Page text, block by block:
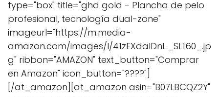
type="box" title="ghd gold - Plancha de pelo
profesional, tecnología dual-zone"
imageurl="https://m.media-
amazon.com/images/I/41zEXdalDnL._SL160_.jp
g" ribbon="AMAZON" text_button="Comprar
en Amazon" icon_button="????"]
[/at_amazon][at_amazon asin="B07LBCQZ2Y"